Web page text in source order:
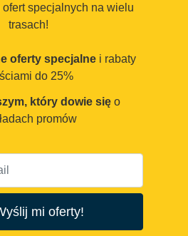
specjalnych na wielu
trasach!
oferty specjalne i rabaty
do 25%
który dowie się o
promów
mi oferty!